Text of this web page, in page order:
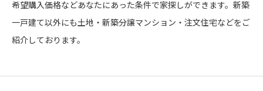
希望購入価格などあなたにあった条件で家探しができます。新築
一戸建て以外にも土地・新築分譲マンション・注文住宅などをご
紹介しております。